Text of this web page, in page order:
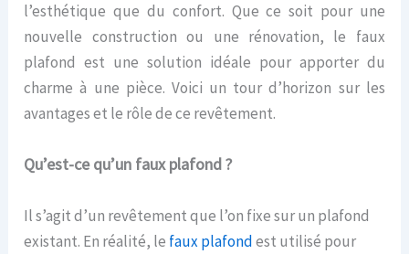
l’esthétique que du confort. Que ce soit pour une
nouvelle construction ou une rénovation, le faux
plafond est une solution idéale pour apporter du
charme à une pièce. Voici un tour d’horizon sur les
avantages et le rôle de ce revêtement.
Qu’est-ce qu’un faux plafond ?
Il s’agit d’un revêtement que l’on fixe sur un plafond
existant. En réalité, le faux plafondest utilisé pour